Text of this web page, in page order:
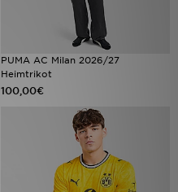
PUMA AC Milan 2026/27
Heimtrikot
100,00€